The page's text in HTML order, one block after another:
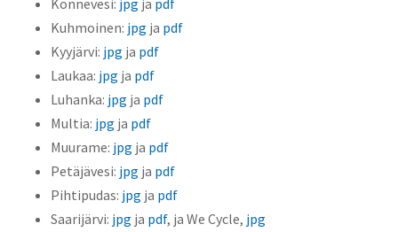
Kuhmoinen: jpg ja pdf
Kyyjärvi: jpg ja pdf
Laukaa: jpg ja pdf
Luhanka: jpg ja pdf
Multia: jpg ja pdf
Muurame: jpg ja pdf
Petäjävesi: jpg ja pdf
Pihtipudas: jpg ja pdf
Saarijärvi: jpg ja pdf, ja We Cycle, jpg